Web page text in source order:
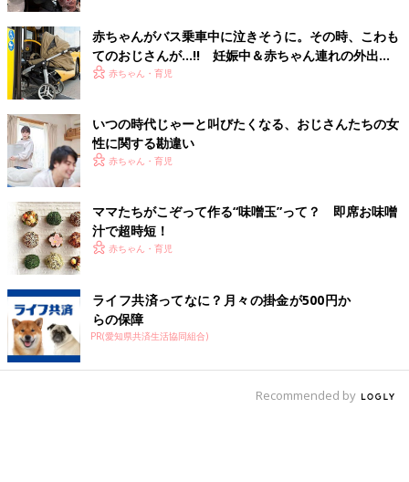
赤ちゃんがバス乗車中に泣きそうに。その時、こわも
てのおじさんが…!! 妊娠中＆赤ちゃん連れの外出
で、見知らぬ人に助けてもらった心温まるエピソー
赤ちゃん・育児
いつの時代じゃーと叫びたくなる、おじさんたちの女
性に関する勘違い
赤ちゃん・育児
ママたちがこぞって作る“味噌玉”って？ 即席お味噌
汁で超時短！
赤ちゃん・育児
ライフ共済ってなに？月々の掛金が500円か
らの保障
PR(愛知県共済生活協同組合)
Recommended by